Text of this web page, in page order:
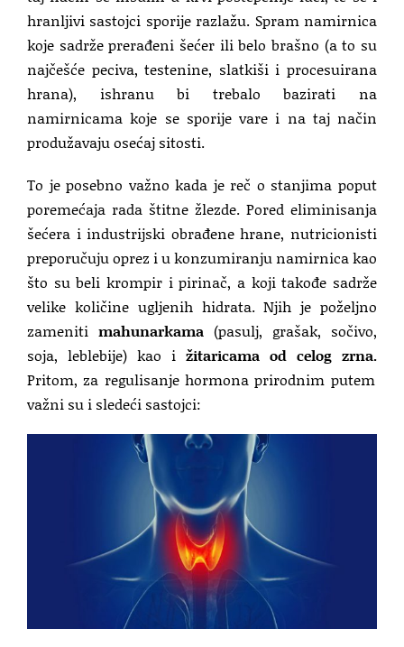
hranljivi sastojci sporije razlažu. Spram namirnica
koje sadrže prerađeni šećer ili belo brašno (a to su
najčešće peciva, testenine, slatkiši i procesuirana
hrana), ishranu bi trebalo bazirati na
namirnicama koje se sporije vare i na taj način
produžavaju osećaj sitosti.
To je posebno važno kada je reč o stanjima poput
poremećaja rada štitne žlezde. Pored eliminisanja
šećera i industrijski obrađene hrane, nutricionisti
preporučuju oprez i u konzumiranju namirnica kao
što su beli krompir i pirinač, a koji takođe sadrže
velike količine ugljenih hidrata. Njih je poželjno
zameniti mahunarkama (pasulj, grašak, sočivo,
soja, leblebije) kao i žitaricama od celog zrna.
Pritom, za regulisanje hormona prirodnim putem
važni su i sledeći sastojci: